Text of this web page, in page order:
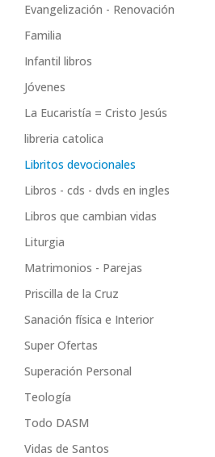
Evangelización - Renovación
Familia
Infantil libros
Jóvenes
La Eucaristía = Cristo Jesús
libreria catolica
Libritos devocionales
Libros - cds - dvds en ingles
Libros que cambian vidas
Liturgia
Matrimonios - Parejas
Priscilla de la Cruz
Sanación física e Interior
Super Ofertas
Superación Personal
Teología
Todo DASM
Vidas de Santos